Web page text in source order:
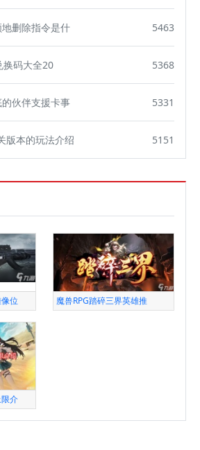
地删除指令是什 5463
换码大全20 5368
伙伴支援卡事 5331
版本的玩法介绍 5151
像位 魔兽RPG踏碎三界英雄推
限介